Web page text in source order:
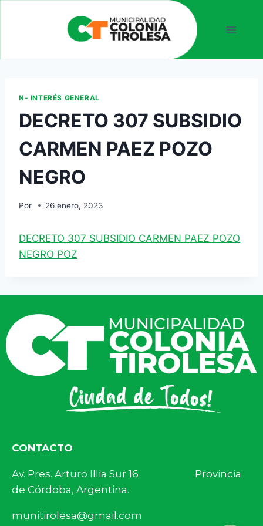
N- INTERÉS GENERAL
DECRETO 307 SUBSIDIO
CARMEN PAEZ POZO
NEGRO
Por 26 enero, 2023
DECRETO 307 SUBSIDIO CARMEN PAEZ POZO
NEGRO POZ
CONTACTO
Av. Pres. Arturo Illia Sur 16 Provincia
de Córdoba, Argentina.
munitirolesa@gmail.com